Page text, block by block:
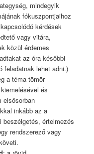
mindegyik
fókuszpontjaihoz
kérdések
vagy vitára,
közül érdemes
az óra későbbi
feladatnak lehet adni.)
a téma tömör
és
elsősorban
inkább az a
értelmezés
rendszerező vagy